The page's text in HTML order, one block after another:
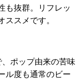
も抜群。リフレッ
ススメです。
、ポップ由来の苦味
ル度も通常のビー